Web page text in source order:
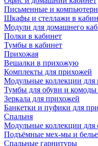
Письменные и
Шкафы и стеллажи в
Модули для домашнего
Полки в кабинет
Тумбы в кабинет
Прихожая
Вешалки в прихожую
Комплекты для прихожей
Модульные коллекции для
Тумбы для обуви и
Зеркала для прихожей
Банкетки и пуфики для
Спальня
Модульные коллекции для
Подъёмные мех-мы и
Спальные гарнитуры